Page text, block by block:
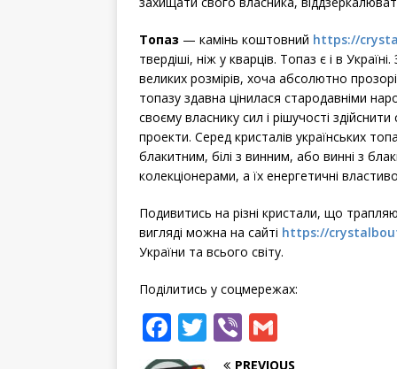
Топаз — камінь коштовний https://
твердіші, ніж у кварців. Топаз є і в
великих розмірів, хоча абсолютно
топазу здавна цінилася стародавніми
своєму власнику сил і рішучості
проекти. Серед кристалів українських
блакитним, білі з винним, або винні з
колекціонерами, а їх енергетичні
Подивитись на різні кристали, що
вигляді можна на сайті https://
України та всього світу.
Поділитись у соцмережах:
F
a
T
w
Vi
b m
PREVIOUS